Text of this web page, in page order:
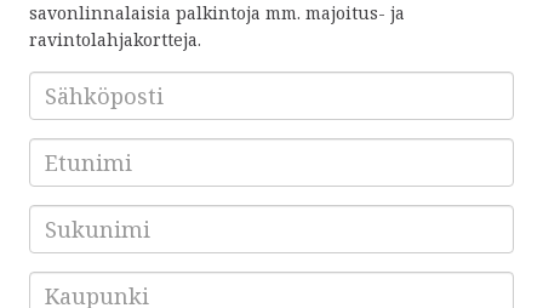
savonlinnalaisia palkintoja mm. majoitus- ja
ravintolahjakortteja.
Sähköposti
Etunimi
Sukunimi
Kaupunki